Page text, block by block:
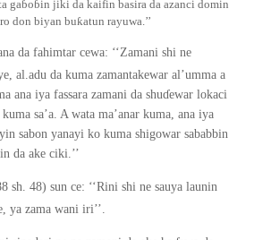
gaɓoɓin jiki da kaifin basira da azanci domin
don biyan buƙatun rayuwa.’’
da fahimtar cewa: ‘‘Zamani shi ne
al.adu da kuma zamantakewar al’umma a
ana iya fassara zamani da shuɗewar lokaci
sa’a. A wata ma’anar kuma, ana iya
sabon yanayi ko kuma shigowar sababbin
da ake ciki.’’
sh. 48) sun ce: ‘‘Rini shi ne sauya launin
ya zama wani iri’’.